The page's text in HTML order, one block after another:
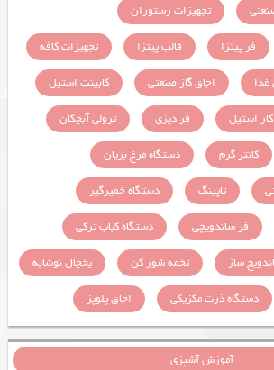
تجهیزات رستوران
فر پیتزا قالب پیتزا
تجهیزات کافه
اجاق گاز صنعتی
کابینت استیل
استیل فر دیزی
ترولی آبچکان
کانتر گرم
دستگاه مرغ بریان
تاپینگ
دستگاه خمیرگیر
فر ساندویچی
دستگاه کباب ترکی
ساز تخمه شور کن
یخچال نوشابه
دستگاه ذرت مکزیکی اجاق پلوپز
آموزش آشپزی